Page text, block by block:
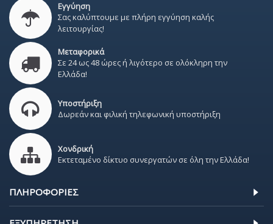
Εγγύηση
Σας καλύπτουμε με πλήρη εγγύηση καλής
λειτουργίας!
Μεταφορικά
Σε 24 ως 48 ώρες ή λιγότερο σε ολόκληρη την
Ελλάδα!
Υποστήριξη
Δωρεάν και φιλική τηλεφωνική υποστήριξη
Χονδρική
Εκτεταμένο δίκτυο συνεργατών σε όλη την Ελλάδα!
ΠΛΗΡΟΦΟΡΊΕΣ